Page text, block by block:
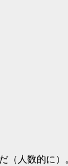
人数的に）